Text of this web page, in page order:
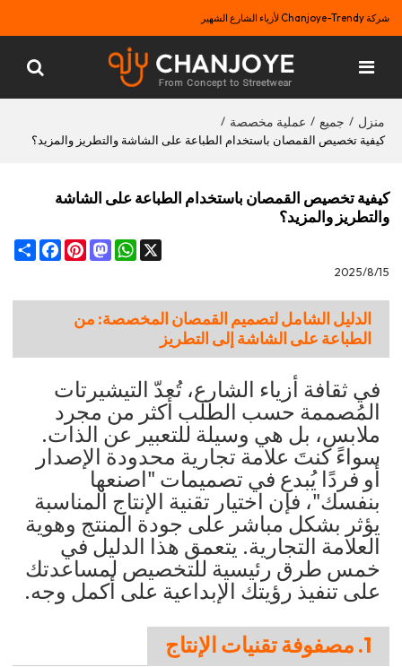
شركة Chanjoye-Trendy لأزياء الشارع الشهير
منزل / جميع / عملية مخصصة /
كيفية تخصيص القمصان باستخدام الطباعة على الشاشة والتطريز والمزيد؟
كيفية تخصيص القمصان باستخدام الطباعة على الشاشة
والتطريز والمزيد؟
Share
FacebookPinterest
Mastodon
WhatsApp
X
2025/8/15
الدليل الشامل لتصميم القمصان المخصصة: من
الطباعة على الشاشة إلى التطريز
في ثقافة أزياء الشارع، تُعدّ التيشيرتات
المُصممة حسب الطلب أكثر من مجرد
ملابس، بل هي وسيلة للتعبير عن الذات.
سواءً كنتَ علامة تجارية محدودة الإصدار
أو فردًا يُبدع في تصميمات "اصنعها
بنفسك"، فإن اختيار تقنية الإنتاج المناسبة
يؤثر بشكل مباشر على جودة المنتج وهوية
العلامة التجارية. يتعمق هذا الدليل في
خمس طرق رئيسية للتخصيص لمساعدتك
على تنفيذ رؤيتك الإبداعية على أكمل وجه.
1. مصفوفة تقنيات الإنتاج